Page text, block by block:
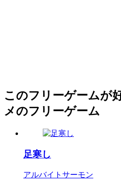
このフリーゲームが
メのフリーゲーム
足寒し
アルバイトサーモン